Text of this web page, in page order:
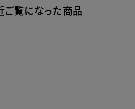
ご覧になった商品